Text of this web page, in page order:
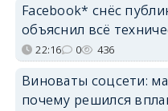
Facebook* снёс
объяснил всё
22:16 0 436
Виноваты соцсети:
почему решился